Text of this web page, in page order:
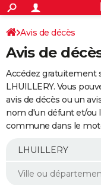
ACTUALITÉS
Politique
Société
Faits Divers
Education
Monde
Villes
+
SPORT
Coupe du monde 2026
Football
Tennis
Cyclisme
Rugby
Forum
Programme TV
TNTStreaming
Cinéma
Sorties cinéma
Musique
+FINANCE
Retraite
Epargne
Immobilier
Risques naturels par ville
Banque
Assurance
AUTO
Essais
Réserver un essai
Citadines
Berlines
SUV
Forum auto
+
Mobiles
Meilleur smartphone
Internet
Ordinateurs
Jeux vidéo
Guide high-tech
Aménagement intérieur
Avis de décès
Avis de
Accédez gratuitement
LHUILLERY. Vous
avis de décès ou un
nom d'un défunt et/ou
commune dans le